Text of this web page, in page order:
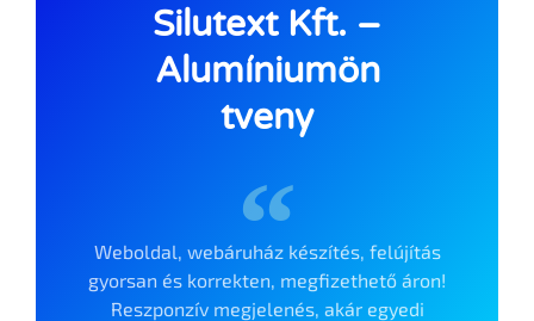
Silutext Kft. –
Alumíniumön
tveny
Weboldal, webáruház készítés, felújítás
gyorsan és korrekten, megfizethető áron!
Reszponzív megjelenés, akár egyedi